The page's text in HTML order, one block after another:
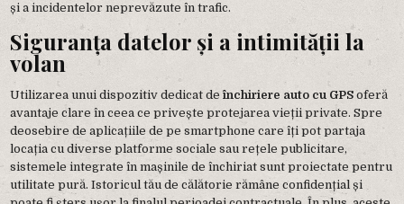
și a incidentelor neprevăzute în trafic.
Siguranța datelor și a intimității la
volan
Utilizarea unui dispozitiv dedicat deînchiriere auto cu GPS oferă
avantaje clare în ceea ce privește protejarea vieții private. Spre
deosebire de aplicațiile de pe smartphone care îți pot partaja
locația cu diverse platforme sociale sau rețele publicitare,
sistemele integrate în mașinile de închiriat sunt proiectate pentru
utilitate pură. Istoricul tău de călătorie rămâne confidențial și